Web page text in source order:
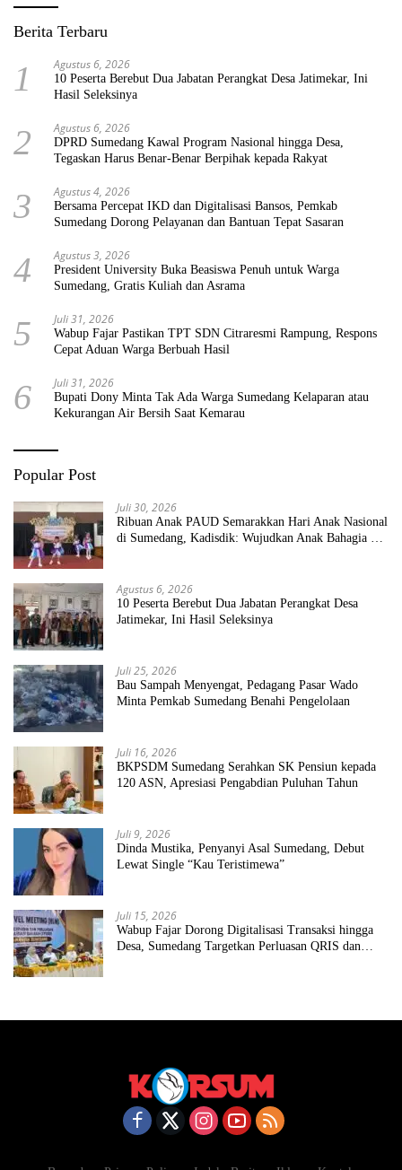
Berita Terbaru
1 Agustus 6, 2026
10 Peserta Berebut Dua Jabatan Perangkat Desa Jatimekar, Ini
Hasil Seleksinya
2 Agustus 6, 2026
DPRD Sumedang Kawal Program Nasional hingga Desa,
Tegaskan Harus Benar-Benar Berpihak kepada Rakyat
3 Agustus 4, 2026
Bersama Percepat IKD dan Digitalisasi Bansos, Pemkab
Sumedang Dorong Pelayanan dan Bantuan Tepat Sasaran
4 Agustus 3, 2026
President University Buka Beasiswa Penuh untuk Warga
Sumedang, Gratis Kuliah dan Asrama
5 Juli 31, 2026
Wabup Fajar Pastikan TPT SDN Citraresmi Rampung, Respons
Cepat Aduan Warga Berbuah Hasil
6 Juli 31, 2026
Bupati Dony Minta Tak Ada Warga Sumedang Kelaparan atau
Kekurangan Air Bersih Saat Kemarau
Popular Post
Juli 30, 2026
Ribuan Anak PAUD Semarakkan Hari Anak Nasional
di Sumedang, Kadisdik: Wujudkan Anak Bahagia dan
Agustus 6, 2026
10 Peserta Berebut Dua Jabatan Perangkat Desa
Jatimekar, Ini Hasil Seleksinya
Juli 25, 2026
Bau Sampah Menyengat, Pedagang Pasar Wado
Minta Pemkab Sumedang Benahi Pengelolaan
Juli 16, 2026
BKPSDM Sumedang Serahkan SK Pensiun kepada
120 ASN, Apresiasi Pengabdian Puluhan Tahun
Juli 9, 2026
Dinda Mustika, Penyanyi Asal Sumedang, Debut
Lewat Single “Kau Teristimewa”
Juli 15, 2026
Wabup Fajar Dorong Digitalisasi Transaksi hingga
Desa, Sumedang Targetkan Perluasan QRIS dan